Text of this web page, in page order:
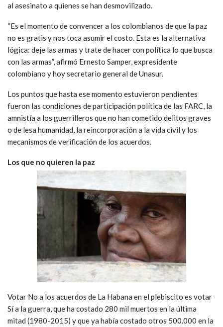
al asesinato a quienes se han desmovilizado.
“Es el momento de convencer a los colombianos de que la paz
no es gratis y nos toca asumir el costo. Esta es la alternativa
lógica: deje las armas y trate de hacer con política lo que busca
con las armas”, afirmó Ernesto Samper, expresidente
colombiano y hoy secretario general de Unasur.
Los puntos que hasta ese momento estuvieron pendientes
fueron las condiciones de participación política de las FARC, la
amnistía a los guerrilleros que no han cometido delitos graves
o de lesa humanidad, la reincorporación a la vida civil y los
mecanismos de verificación de los acuerdos.
Los que no quieren la paz
Votar No a los acuerdos de La Habana en el plebiscito es votar
Sí a la guerra, que ha costado 280 mil muertos en la última
mitad (1980-2015) y que ya había costado otros 500.000 en la